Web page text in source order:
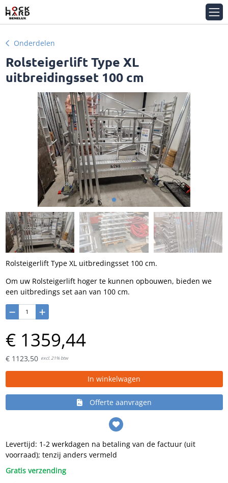
Onderdelen
Rolsteigerlift Type XL
uitbreidingsset 100 cm
Rolsteigerlift Type XL uitbredingsset 100 cm.
Om uw Rolsteigerlift hoger te kunnen opbouwen, bieden we
een uitbredings set aan van 100 cm.
€ 1359,44
€ 1123,50 excl. 21% btw
In winkelwagen
Offerte aanvragen
Levertijd: 1-2 werkdagen na betaling van de factuur (uit
voorraad); tenzij anders vermeld
Gratis verzending